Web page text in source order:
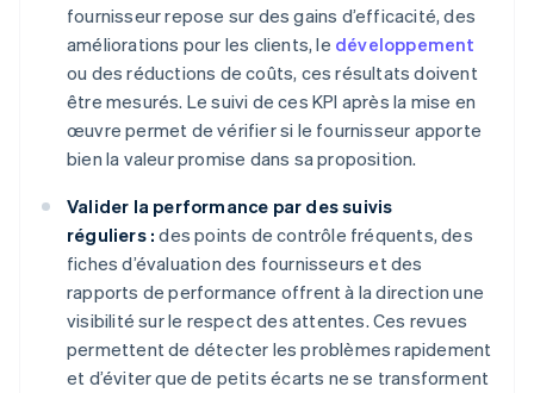
fournisseur repose sur des gains d’efficacité, des
améliorations pour les clients, le développement
ou des réductions de coûts, ces résultats doivent
être mesurés. Le suivi de ces KPI après la mise en
œuvre permet de vérifier si le fournisseur apporte
bien la valeur promise dans sa proposition.
Valider la performance par des suivis
réguliers : des points de contrôle fréquents, des
fiches d’évaluation des fournisseurs et des
rapports de performance offrent à la direction une
visibilité sur le respect des attentes. Ces revues
permettent de détecter les problèmes rapidement
et d’éviter que de petits écarts ne se transforment